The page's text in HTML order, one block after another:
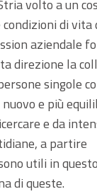
volto a un
di vita
aziendale
direzione la
singole
e più
e da
a partire
utili in
di queste.